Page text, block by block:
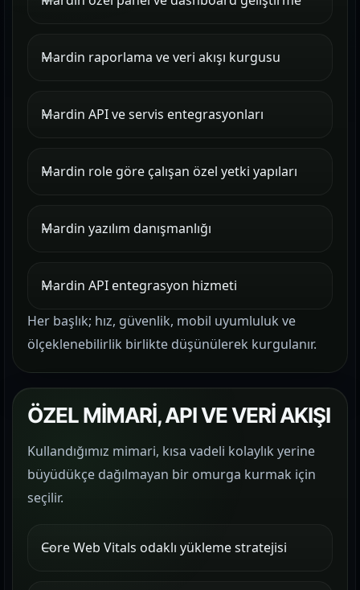
Mardin raporlama ve veri akışı kurgusu
Mardin API ve servis entegrasyonları
Mardin role göre çalışan özel yetki yapıları
Mardin yazılım danışmanlığı
Mardin API entegrasyon hizmeti
Her başlık; hız, güvenlik, mobil uyumluluk ve
ölçeklenebilirlik birlikte düşünülerek kurgulanır.
ÖZEL MİMARİ, API VE VERİ AKIŞI
Kullandığımız mimari, kısa vadeli kolaylık yerine
büyüdükçe dağılmayan bir omurga kurmak için
seçilir.
Core Web Vitals odaklı yükleme stratejisi